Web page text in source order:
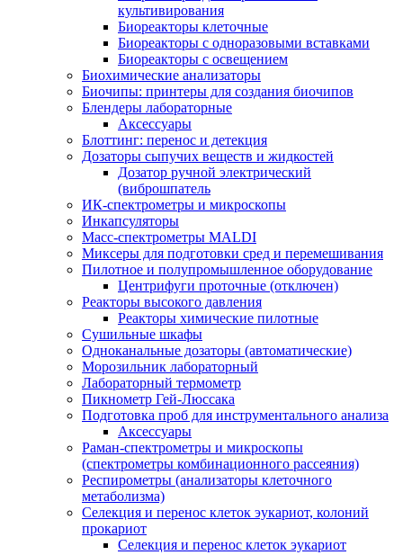
культивирования
Биореакторы клеточные
Биореакторы с одноразовыми вставками
Биореакторы с освещением
Биохимические анализаторы
Биочипы: принтеры для создания биочипов
Блендеры лабораторные
Аксессуары
Блоттинг: перенос и детекция
Дозаторы сыпучих веществ и жидкостей
Дозатор ручной электрический
(виброшпатель
ИК-спектрометры и микроскопы
Инкапсуляторы
Масс-спектрометры MALDI
Миксеры для подготовки сред и перемешивания
Пилотное и полупромышленное оборудование
Центрифуги проточные (отключен)
Реакторы высокого давления
Реакторы химические пилотные
Сушильные шкафы
Одноканальные дозаторы (автоматические)
Морозильник лабораторный
Лабораторный термометр
Пикнометр Гей-Люссака
Подготовка проб для инструментального анализа
Аксессуары
Раман-спектрометры и микроскопы
(спектрометры комбинационного рассеяния)
Респирометры (анализаторы клеточного
метаболизма)
Селекция и перенос клеток эукариот, колоний
прокариот
Селекция и перенос клеток эукариот